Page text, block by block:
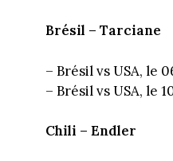
Brésil – Tarciane
– Brésil vs USA, le
– Brésil vs USA, le
Chili – Endler